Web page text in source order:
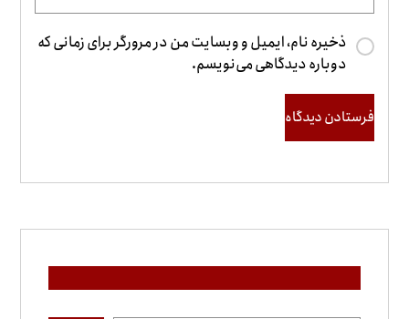
ذخیره نام، ایمیل و وبسایت من در مرورگر برای زمانی که
دوباره دیدگاهی می‌نویسم.
فرستادن دیدگاه